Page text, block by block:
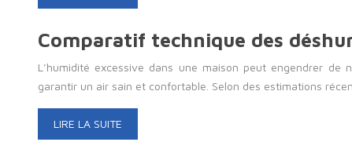
Comparatif technique des
L’humidité excessive dans une maison peut engendrer
garantir un air sain et confortable. Selon des estimations
LIRE LA SUITE